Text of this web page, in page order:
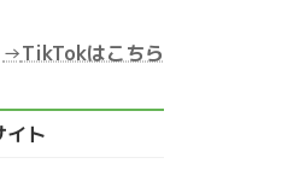
→TikTokはこちら
イト